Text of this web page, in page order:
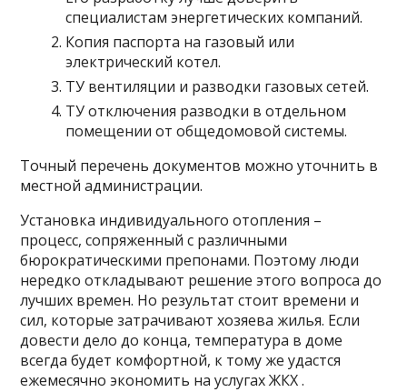
специалистам энергетических компаний.
Копия паспорта на газовый или
электрический котел.
ТУ вентиляции и разводки газовых сетей.
ТУ отключения разводки в отдельном
помещении от общедомовой системы.
Точный перечень документов можно уточнить в
местной администрации.
Установка индивидуального отопления –
процесс, сопряженный с различными
бюрократическими препонами. Поэтому люди
нередко откладывают решение этого вопроса до
лучших времен. Но результат стоит времени и
сил, которые затрачивают хозяева жилья. Если
довести дело до конца, температура в доме
всегда будет комфортной, к тому же удастся
ежемесячно экономить на услугах ЖКХ .